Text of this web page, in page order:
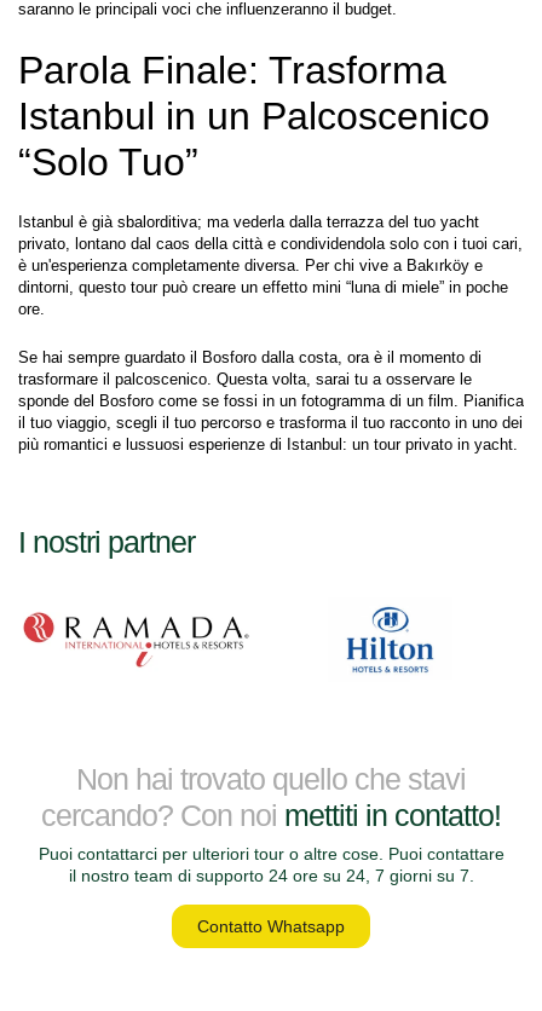
Parola Finale: Trasforma
Istanbul in un Palcoscenico
“Solo Tuo”
Istanbul è già sbalorditiva; ma vederla dalla terrazza del tuo yacht
privato, lontano dal caos della città e condividendola solo con i tuoi cari,
è un'esperienza completamente diversa. Per chi vive a Bakırköy e
dintorni, questo tour può creare un effetto mini “luna di miele” in poche
ore.
Se hai sempre guardato il Bosforo dalla costa, ora è il momento di
trasformare il palcoscenico. Questa volta, sarai tu a osservare le
sponde del Bosforo come se fossi in un fotogramma di un film. Pianifica
il tuo viaggio, scegli il tuo percorso e trasforma il tuo racconto in uno dei
più romantici e lussuosi esperienze di Istanbul: un tour privato in yacht.
I nostri partner
Non hai trovato quello che stavi
cercando? Con noi mettiti in contatto!
Puoi contattarci per ulteriori tour o altre cose. Puoi contattare
il nostro team di supporto 24 ore su 24, 7 giorni su 7.
Contatto Whatsapp